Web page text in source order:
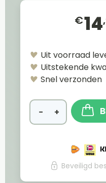
€14
Uit voorraad
Uitstekende
Snel verzonden
− +
Beveiligd